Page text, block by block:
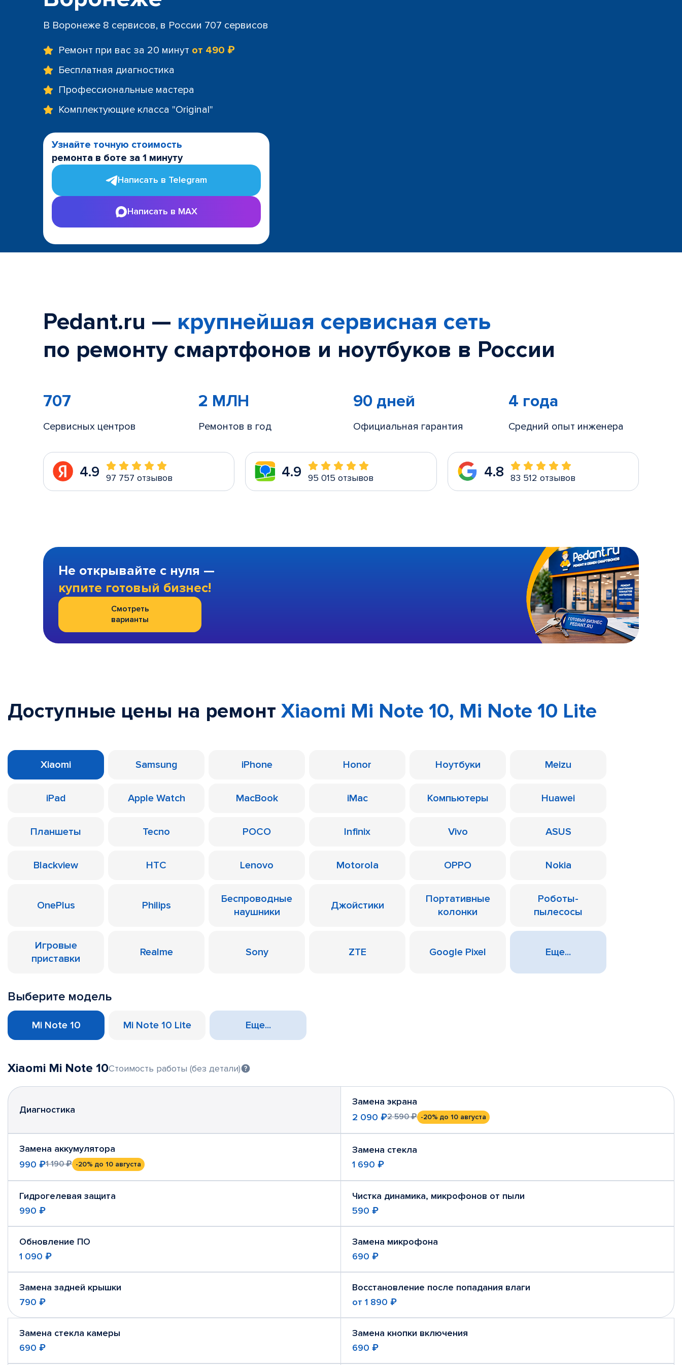
В Воронеже 8 сервисов, в России 707 сервисов
Ремонт при вас за 20 минут от 490 ₽
Бесплатная диагностика
Профессиональные мастера
Комплектующие класса "Original"
Узнайте точную стоимость
ремонта в боте за 1 минуту
Написать в Telegram
Написать в MAX
Pedant.ru — крупнейшая сервисная сеть
по ремонту смартфонов и ноутбуков в России
707
Сервисных центров
2 МЛН
Ремонтов в год
90 дней
Официальная гарантия
4 года
Средний опыт инженера
4.9 97 757 отзывов 4.9 95 015 отзывов 4.8 83 512 отзывов
Не открывайте с нуля —
купите готовый бизнес!
Смотреть
варианты
Доступные цены на ремонт Xiaomi Mi Note 10, Mi Note 10 Lite
Xiaomi Samsung iPhone Honor Ноутбуки Meizu
iPad Apple Watch MacBook iMac Компьютеры Huawei
Планшеты Tecno POCO Infinix Vivo ASUS
Blackview HTC Lenovo Motorola OPPO Nokia
OnePlus Philips
Беспроводные
наушники
Джойстики
Портативные
колонки
Роботы-
пылесосы
Игровые
приставки
Realme Sony ZTE Google Pixel Еще...
Выберите модель
Mi Note 10 Mi Note 10 Lite Еще...
Xiaomi Mi Note 10Стоимость работы (без детали)
Диагностика
Замена экрана
2 090 ₽2 590 ₽ -20% до 10 августа
Замена аккумулятора
990 ₽1 190 ₽ -20% до 10 августа
Замена стекла
1 690 ₽
Гидрогелевая защита
990 ₽
Чистка динамика, микрофонов от пыли
590 ₽
Обновление ПО
1 090 ₽
Замена микрофона
690 ₽
Замена задней крышки
790 ₽
Восстановление после попадания влаги
от 1 890 ₽
Замена стекла камеры
690 ₽
Замена кнопки включения
690 ₽